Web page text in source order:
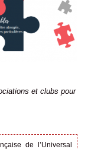
et clubs pour
de l’Universal